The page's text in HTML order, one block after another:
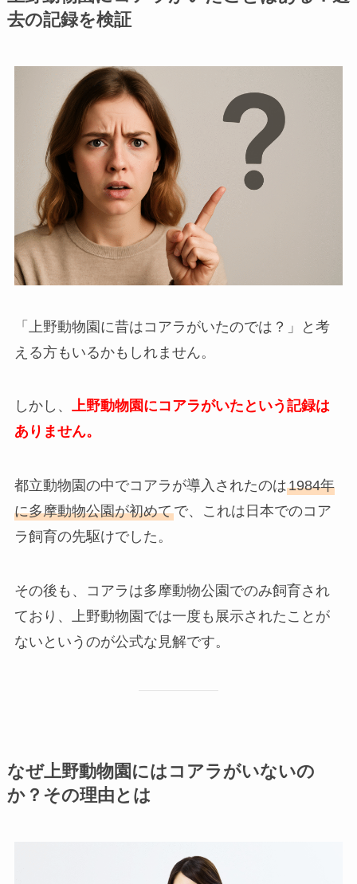
去の記録を検証
「上野動物園に昔はコアラがいたのでは？」と考
える方もいるかもしれません。
しかし、 上野動物園にコアラがいたという記録は
ありません。
都立動物園の中でコアラが導入されたのは1984年
に多摩動物公園が初めてで、これは日本でのコア
ラ飼育の先駆けでした。
その後も、コアラは多摩動物公園でのみ飼育され
ており、上野動物園では一度も展示されたことが
ないというのが公式な見解です。
なぜ上野動物園にはコアラがいないの
か？その理由とは